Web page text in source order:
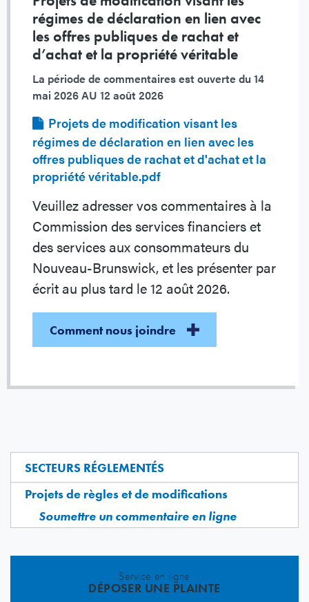
SECTEURS RÉGLEMENTÉS
Projets de règles et de modifications
Soumettre un commentaire en ligne
Service en ligne
DÉPOSER UNE PLAINTE
régimes de déclaration en lien avec
les offres publiques de rachat et
d’achat et la propriété véritable
La période de commentaires est ouverte du 14
mai 2026 AU 12 août 2026
Fichier
Projets de modification visant les
régimes de déclaration en lien avec les
offres publiques de rachat et d'achat et la
propriété véritable.pdf
Veuillez adresser vos commentaires à la
Commission des services financiers et
des services aux consommateurs du
Nouveau-Brunswick, et les présenter par
écrit au plus tard le 12 août 2026.
Comment nous joindre